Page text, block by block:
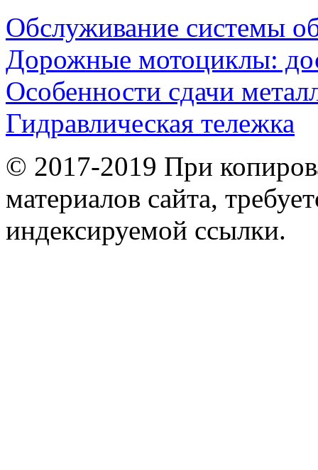
Обслуживание системы
Дорожные мотоциклы:
Особенности сдачи
Гидравлическая тележка
© 2017-2019 При
материалов сайта,
индексируемой ссылки.